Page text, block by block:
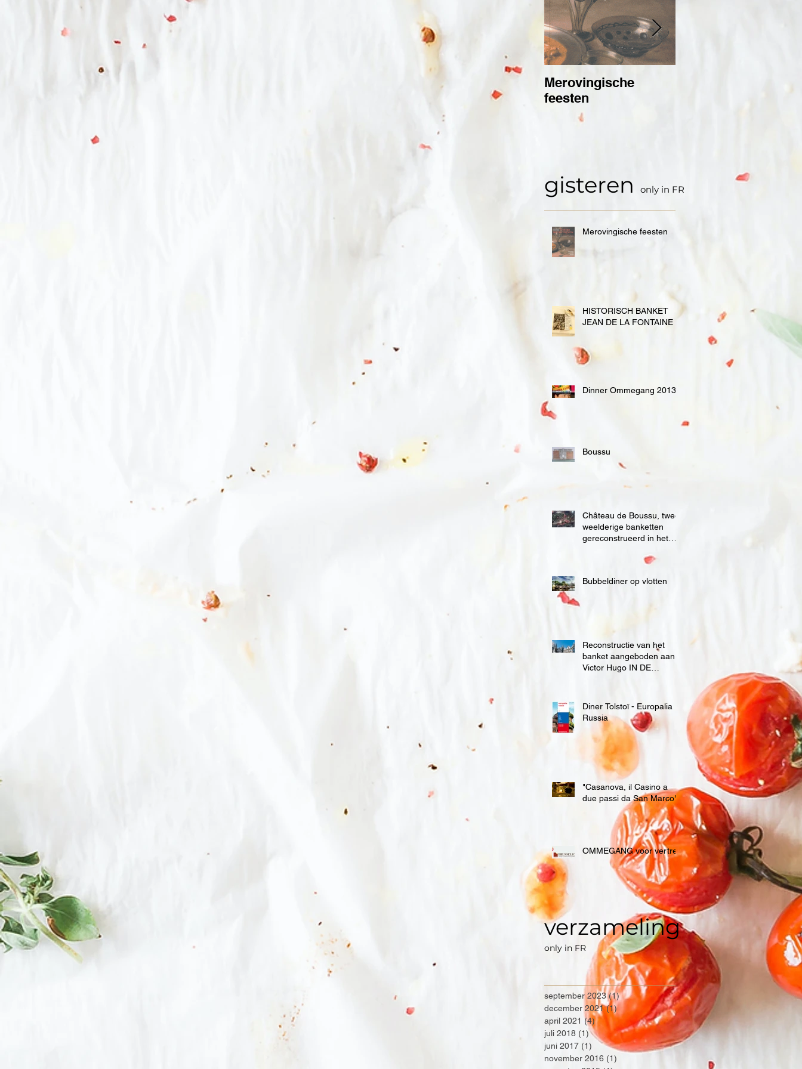
Merovingische
feesten
gisteren only in FR
Merovingische feesten
HISTORISCH BANKET
JEAN DE LA FONTAINE
Dinner Ommegang 2013
Boussu
Château de Boussu, twee
weelderige banketten
gereconstrueerd in het
Bubbeldiner op vlotten
Reconstructie van het
banket aangeboden aan
Victor Hugo IN DE
Diner Tolstoï - Europalia
Russia
"Casanova, il Casino a
due passi da San Marco"
OMMEGANG voor vertrek
verzameling
only in FR
september 2023 (1)1 post
december 2021 (1)1 post
april 2021 (4)4 posts
juli 2018 (1)1 post
juni 2017 (1) 1 post
november 2016 (1)